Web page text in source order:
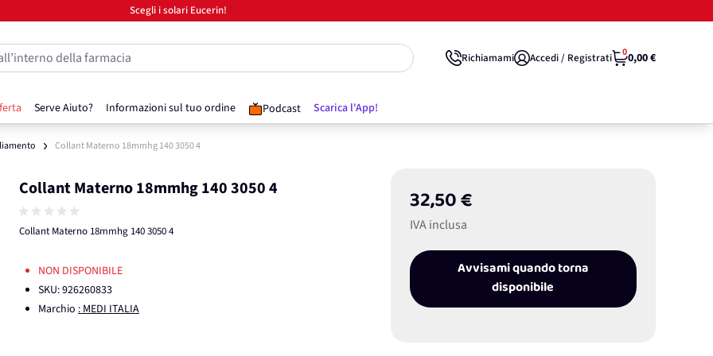
Scegli i solari Eucerin!
Serve Aiuto? Informazioni sul tuo ordine Podcast Scarica l'App!
della farmacia Richiamami Accedi / Registrati 00,00 €
Collant Materno 18mmhg 140 3050 4
Collant Materno 18mmhg 140 3050 4
Collant Materno 18mmhg 140 3050 4
32,50 €
IVA inclusa
Avvisami quando torna
disponibile
NON DISPONIBILE
SKU:926260833
Marchio : MEDI ITALIA